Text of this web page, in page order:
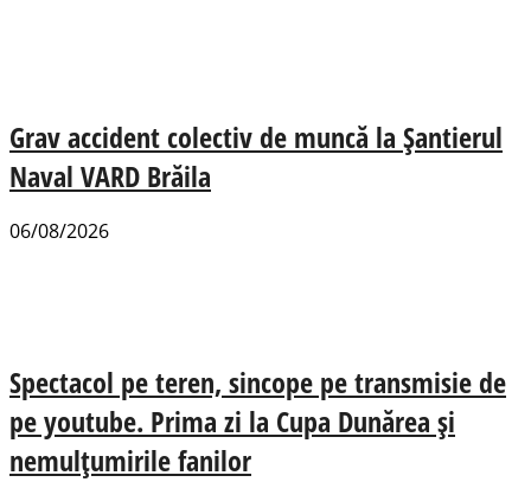
Grav accident colectiv de muncă la Șantierul
Naval VARD Brăila
06/08/2026
Spectacol pe teren, sincope pe transmisie de
pe youtube. Prima zi la Cupa Dunărea și
nemulțumirile fanilor